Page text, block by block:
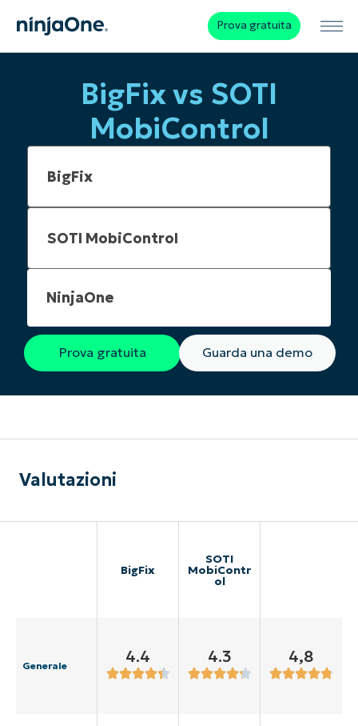
Prova gratuita
BigFix vs SOTI
MobiControl
NinjaOne
Prova gratuita Guarda una demo
Valutazioni
BigFix
SOTI
MobiContr
ol
Generale 4.4 4.3 4,8